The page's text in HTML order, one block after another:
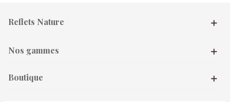
Reflets Nature
Nos gammes
Boutique